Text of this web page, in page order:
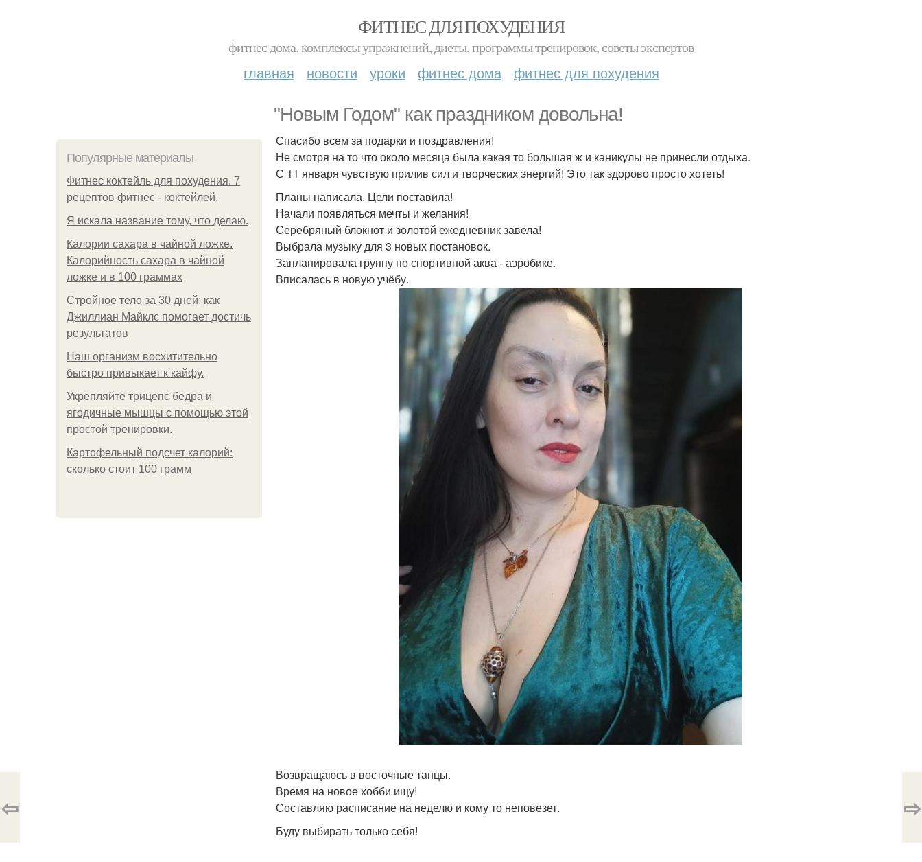
ФИТНЕС ДЛЯ ПОХУДЕНИЯ
фитнес дома. комплексы упражнений, диеты, программы тренировок, советы экспертов
главная новости уроки фитнес дома фитнес для похудения
"Новым Годом" как праздником довольна!
Популярные материалы
Фитнес коктейль для похудения. 7
рецептов фитнес - коктейлей.
Я искала название тому, что делаю.
Калории сахара в чайной ложке.
Калорийность сахара в чайной
ложке и в 100 граммах
Стройное тело за 30 дней: как
Джиллиан Майклс помогает достичь
результатов
Наш организм восхитительно
быстро привыкает к кайфу.
Укрепляйте трицепс бедра и
ягодичные мышцы с помощью этой
простой тренировки.
Картофельный подсчет калорий:
сколько стоит 100 грамм
Спасибо всем за подарки и поздравления!
Не смотря на то что около месяца была какая то большая ж и каникулы не принесли отдыха.
С 11 января чувствую прилив сил и творческих энергий! Это так здорово просто хотеть!
Планы написала. Цели поставила!
Начали появляться мечты и желания!
Серебряный блокнот и золотой ежедневник завела!
Выбрала музыку для 3 новых постановок.
Запланировала группу по спортивной аква - аэробике.
Вписалась в новую учёбу.
Возвращаюсь в восточные танцы.
Время на новое хобби ищу!
Составляю расписание на неделю и кому то неповезет.
Буду выбирать только себя!
⇦ ⇨